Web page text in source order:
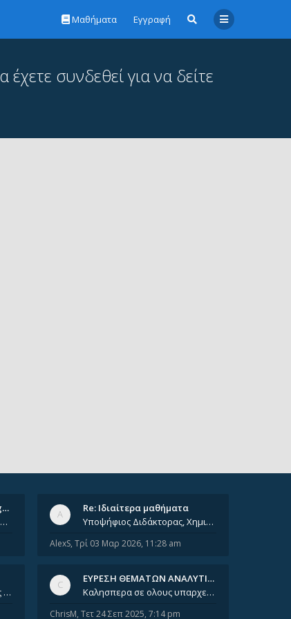
Μαθήματα Εγγραφή
συνδεθεί για να δείτε
Ομαδικά ιδιαίτερα/ Study group
Έχοντας φτάσει πια 8ο έτος , χρωστώντας ακόμη πολλά και χωρίς καμία όρεξη ούτε να διαβάσω μόνος μου ούτε να παρακολουθήσ
Re: Ιδιαίτερα μαθήματα
Υποψήφιος Διδάκτορας, Χημικός Μηχανικός ΕΜΠ Παραδίδω ιδιαίτερα μαθήματα μέσης και ανώτατης εκπαίδευσης σε θετικές και τε
AlexS, Τρί 03 Μαρ 2026, 11:28 am
Καλησπέρα, έχετε προτάσεις για συγγράμματα της ανόργανης χημείας? Είμαι ανάμεσα σε Λιοδάκη, Chung και Atkins
ΕΥΡΕΣΗ ΘΕΜΑΤΩΝ ΑΝΑΛΥΤΙΚΗΣ 202…
Καλησπερα σε ολους υπαρχει κανεις με θεματα απο τις εξετασεις του ιουνιου και σεπτεμβρίου για την αναλυτικη χημεια
ChrisM, Τετ 24 Σεπ 2025, 7:14 pm